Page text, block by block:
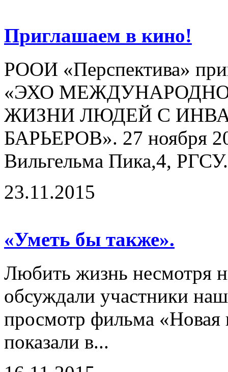
Приглашаем в кино!
РООИ «Перспектива»
«ЭХО
ЖИЗНИ ЛЮДЕЙ С
БАРЬЕРОВ». 27 ноября
Вильгельма Пика,4,
23.11.2015
«Уметь бы также».
Любить жизнь несмотря
обсуждали участники
просмотр фильма «Новая
показали в...